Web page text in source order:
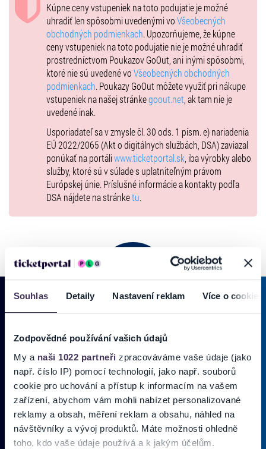
Souhlas Detaily Nastavení reklam Více o cookies
Zodpovědné používání vašich údajů
My a naši 1022 partneři zpracováváme vaše údaje (jako
např. číslo IP) pomocí technologií, jako např. souborů
cookie pro uchování a přístup k informacím na vašem
zařízení, abychom vám mohli nabízet personalizované
reklamy a obsah, měření reklam a obsahu, náhled na
návštěvníky a vývoj produktů. Máte možnosti ohledně
toho, kdo vaše údaje používá a k jakým účelům.
Kúpne ceny vstupeniek na toto podujatie je možné
uhradiť len spôsobmi uvedenými voVšeobecných
obchodných podmienkach. Upozorňujeme, že kúpne
ceny vstupeniek na toto podujatie nie je možné uhradiť
prostredníctvom Poukazov GoOut, ani inými spôsobmi,
ktoré nie sú uvedené voVšeobecných obchodných
podmienkach. Poukazy GoOut môžete využiť pri nákupe
vstupeniek na našej stránkegoout.net , ak tam nie je
uvedené inak.
Usporiadateľ sa v zmysle čl. 30 ods. 1 písm. e) nariadenia
EÚ 2022/2065 (Akt o digitálnych službách, DSA) zaviazal
ponúkať na portáliwww.ticketportal.sk , iba výrobky alebo
služby, ktoré sú v súlade s uplatniteľným právom
Európskej únie. Príslušné informácie a kontakty podľa
DSA nájdete na stránketu.
PRIHLÁSIŤ SA KODBERU NOVINIEK
Pridajte sa do zoznamu odberateľov a doručte si najnovšie špeciálne
ponuky priamo do doručenej pošty.
Vložte svoj email
Zadajte svoju e-mailovú adresu, na ktorú vám budeme zasielať